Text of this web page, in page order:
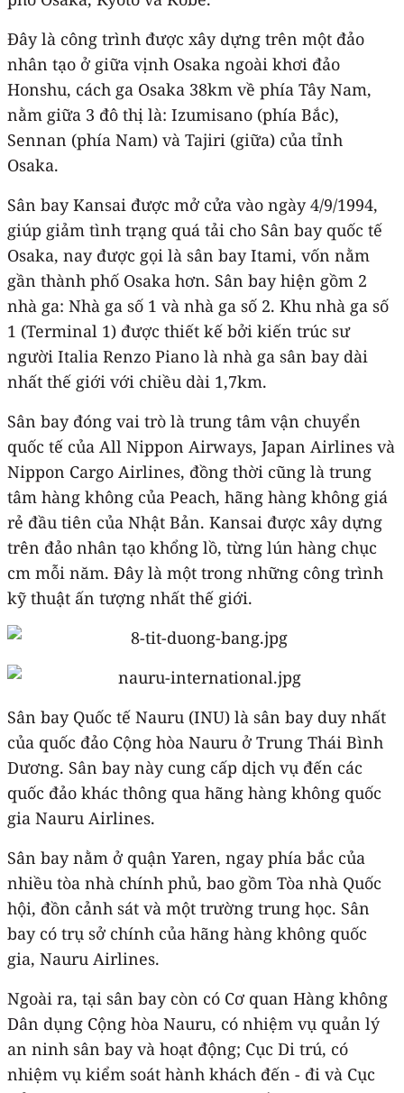
Đây là công trình được xây dựng trên một đảo
nhân tạo ở giữa vịnh Osaka ngoài khơi đảo
Honshu, cách ga Osaka 38km về phía Tây Nam,
nằm giữa 3 đô thị là: Izumisano (phía Bắc),
Sennan (phía Nam) và Tajiri (giữa) của tỉnh
Osaka.
Sân bay Kansai được mở cửa vào ngày 4/9/1994,
giúp giảm tình trạng quá tải cho Sân bay quốc tế
Osaka, nay được gọi là sân bay Itami, vốn nằm
gần thành phố Osaka hơn. Sân bay hiện gồm 2
nhà ga: Nhà ga số 1 và nhà ga số 2. Khu nhà ga số
1 (Terminal 1) được thiết kế bởi kiến trúc sư
người Italia Renzo Piano là nhà ga sân bay dài
nhất thế giới với chiều dài 1,7km.
Sân bay đóng vai trò là trung tâm vận chuyển
quốc tế của All Nippon Airways, Japan Airlines và
Nippon Cargo Airlines, đồng thời cũng là trung
tâm hàng không của Peach, hãng hàng không giá
rẻ đầu tiên của Nhật Bản. Kansai được xây dựng
trên đảo nhân tạo khổng lồ, từng lún hàng chục
cm mỗi năm. Đây là một trong những công trình
kỹ thuật ấn tượng nhất thế giới.
Sân bay Quốc tế Nauru (INU) là sân bay duy nhất
của quốc đảo Cộng hòa Nauru ở Trung Thái Bình
Dương. Sân bay này cung cấp dịch vụ đến các
quốc đảo khác thông qua hãng hàng không quốc
gia Nauru Airlines.
Sân bay nằm ở quận Yaren, ngay phía bắc của
nhiều tòa nhà chính phủ, bao gồm Tòa nhà Quốc
hội, đồn cảnh sát và một trường trung học. Sân
bay có trụ sở chính của hãng hàng không quốc
gia, Nauru Airlines.
Ngoài ra, tại sân bay còn có Cơ quan Hàng không
Dân dụng Cộng hòa Nauru, có nhiệm vụ quản lý
an ninh sân bay và hoạt động; Cục Di trú, có
nhiệm vụ kiểm soát hành khách đến - đi và Cục